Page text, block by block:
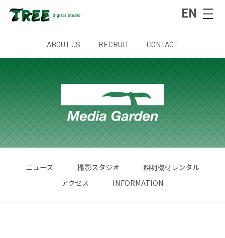
EN
ABOUT US RECRUIT CONTACT
ニュース 撮影スタジオ
照明機材レンタル
アクセス
INFORMATION